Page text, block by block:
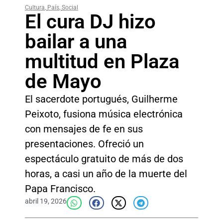
Cultura, País, Social
El cura DJ hizo
bailar a una
multitud en Plaza
de Mayo
El sacerdote portugués, Guilherme
Peixoto, fusiona música electrónica
con mensajes de fe en sus
presentaciones. Ofreció un
espectáculo gratuito de más de dos
horas, a casi un año de la muerte del
Papa Francisco.
abril 19, 2026